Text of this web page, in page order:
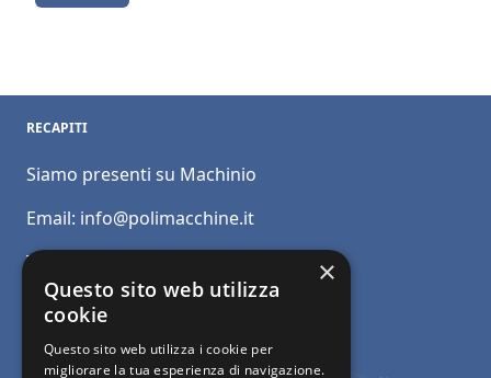
RECAPITI
Siamo presenti su Machinio
Email: info@polimacchine.it
Telefono:
Mobile:+39 348 5110011
×
Questo sito web utilizza
cookie
Questo sito web utilizza i cookie per
migliorare la tua esperienza di navigazione.